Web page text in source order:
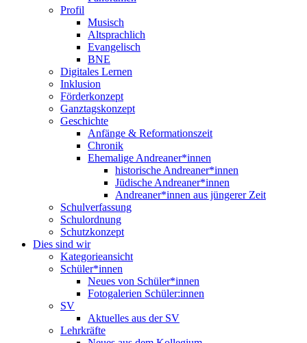
Profil
Musisch
Altsprachlich
Evangelisch
BNE
Digitales Lernen
Inklusion
Förderkonzept
Ganztagskonzept
Geschichte
Anfänge & Reformationszeit
Chronik
Ehemalige Andreaner*innen
historische Andreaner*innen
Jüdische Andreaner*innen
Andreaner*innen aus jüngerer Zeit
Schulverfassung
Schulordnung
Schutzkonzept
Dies sind wir
Kategorieansicht
Schüler*innen
Neues von Schüler*innen
Fotogalerien Schüler:innen
SV
Aktuelles aus der SV
Lehrkräfte